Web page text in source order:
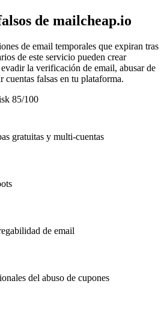
de mailcheap.io
de email temporales que expiran tras
de este servicio pueden crear
evadir la verificación de email, abusar de
cuentas falsas en tu plataforma.
85/100
gratuitas y multi-cuentas
de email
del abuso de cupones